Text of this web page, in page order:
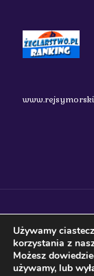
Używamy
korzystania z
Możesz
używamy, lub